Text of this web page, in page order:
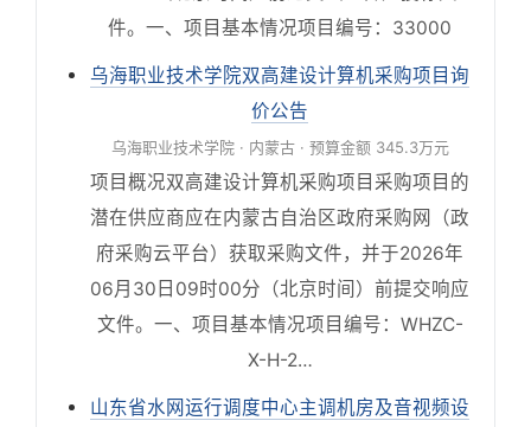
件。一、项目基本情况项目编号：33000
乌海职业技术学院双高建设计算机采购项目询
价公告
乌海职业技术学院 · 内蒙古 · 预算金额 345.3万元
项目概况双高建设计算机采购项目采购项目的
潜在供应商应在内蒙古自治区政府采购网（政
府采购云平台）获取采购文件，并于2026年
06月30日09时00分（北京时间）前提交响应
文件。一、项目基本情况项目编号：WHZC-
X-H-2…
山东省水网运行调度中心主调机房及音视频设